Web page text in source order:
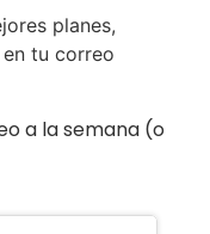
planes,
tu correo
a la semana (o